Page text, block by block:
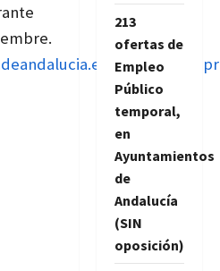
educacion/
213
ofertas de
Empleo
Público
temporal,
en
Ayuntamientos
de
Andalucía
(SIN
oposición)